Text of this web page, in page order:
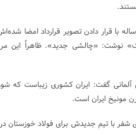
۶۷ ساله با قرار دادن تصویر قرارداد
آلمانی گفت: ایران کشوری زیباست که
مونیخ ایران است.